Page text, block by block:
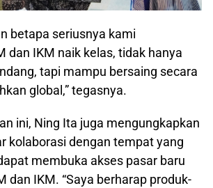
betapa seriusnya kami
dan IKM naik kelas, tidak hanya
tapi mampu bersaing secara
global,” tegasnya.
ini, Ning Ita juga mengungkapkan
kolaborasi dengan tempat yang
membuka akses pasar baru
dan IKM. “Saya berharap produk-